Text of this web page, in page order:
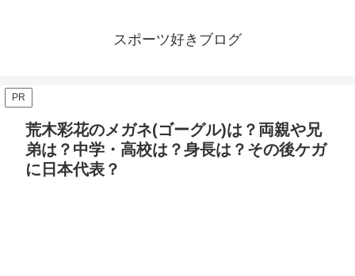
スポーツ好きブログ
PR
荒木彩花のメガネ(ゴーグル)は？両親や兄
弟は？中学・高校は？身長は？その後ケガ
に日本代表？